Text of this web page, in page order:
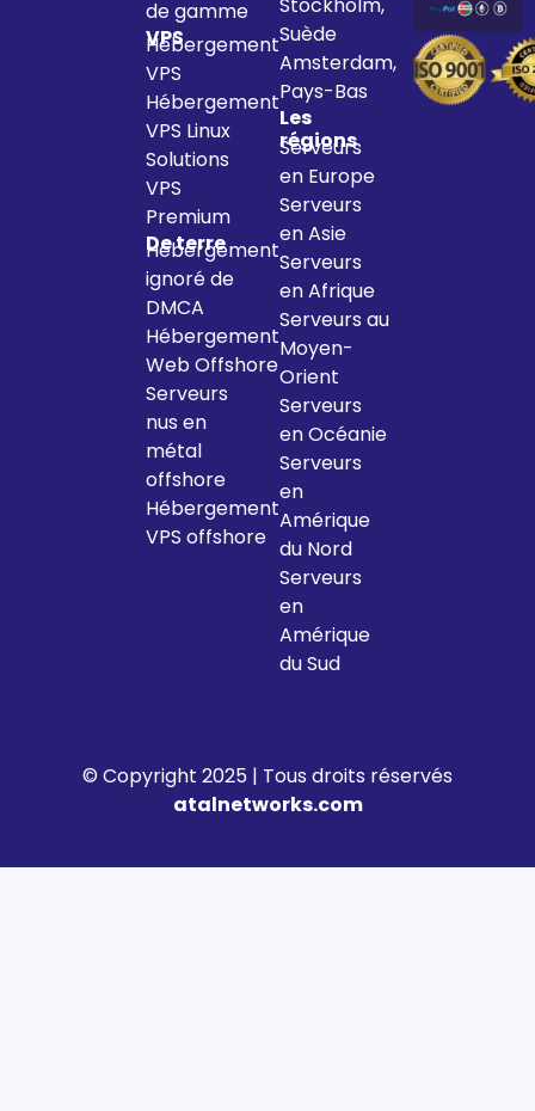
de gamme
VPS
Hébergement
VPS
Hébergement
VPS Linux
Solutions
VPS
Premium
De terre
Hébergement
ignoré de
DMCA
Hébergement
Web Offshore
Serveurs
nus en
métal
offshore
Hébergement
VPS offshore
Suède
Amsterdam,
Pays-Bas
Les
régions
Serveurs
en Europe
Serveurs
en Asie
Serveurs
en Afrique
Serveurs au
Moyen-
Orient
Serveurs
en Océanie
Serveurs
en
Amérique
du Nord
Serveurs
en
Amérique
du Sud
© Copyright 2025 | Tous droits réservés
atalnetworks.com